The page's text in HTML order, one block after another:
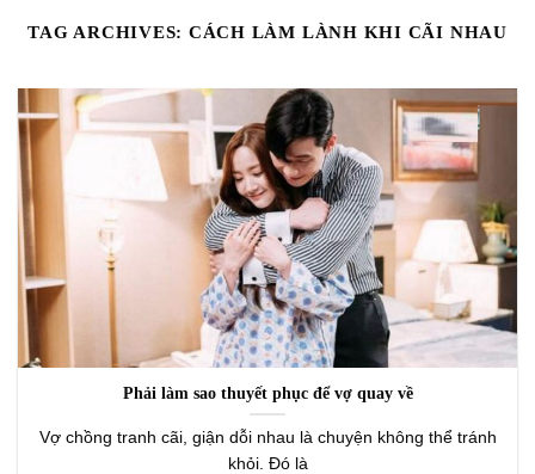
TAG ARCHIVES: CÁCH LÀM LÀNH KHI CÃI NHAU
Phải làm sao thuyết phục để vợ quay về
Vợ chồng tranh cãi, giận dỗi nhau là chuyện không thể tránh
khỏi. Đó là